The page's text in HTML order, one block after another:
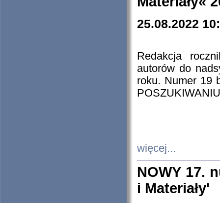
25.08.2022
Redakcja
autorów do
roku. Numer 19
więcej...
NOWY 17.
i Materiały'